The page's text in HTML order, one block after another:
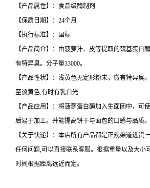
【产品属性】：食品级酶制剂
【保质日期】：24个月
【执行标准】：国标
【产品简介】：由菠萝汁、皮等提取的巯基蛋白
有特异臭。分子量33000。
【产品性状】：浅黄色无定形粉末，微有特异臭
至淡黄色,有时有乳白光
【产品应用】：将菠萝蛋白酶加入生面团中，可
后易于加工。并能提高饼干与面包的口感与品质。
【关于快递】：本店所有产品都是正规渠道进货,
任何问题,可以直接联系客服。根据重量以及大小
时间根据距离远近而定。